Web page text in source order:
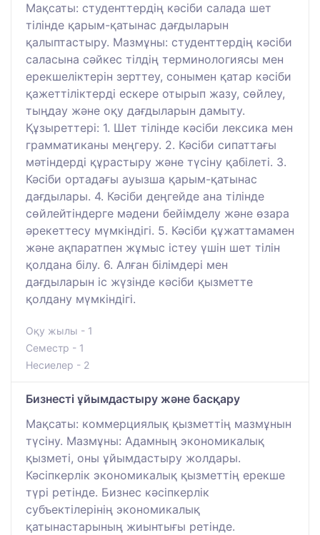
Мақсаты: студенттердің кәсіби салада шет
тілінде қарым-қатынас дағдыларын
қалыптастыру. Мазмұны: студенттердің кәсіби
саласына сәйкес тілдің терминологиясы мен
ерекшеліктерін зерттеу, сонымен қатар кәсіби
қажеттіліктерді ескере отырып жазу, сөйлеу,
тыңдау және оқу дағдыларын дамыту.
Құзыреттері: 1. Шет тілінде кәсіби лексика мен
грамматиканы меңгеру. 2. Кәсіби сипаттағы
мәтіндерді құрастыру және түсіну қабілеті. 3.
Кәсіби ортадағы ауызша қарым-қатынас
дағдылары. 4. Кәсіби деңгейде ана тілінде
сөйлейтіндерге мәдени бейімделу және өзара
әрекеттесу мүмкіндігі. 5. Кәсіби құжаттамамен
және ақпаратпен жұмыс істеу үшін шет тілін
қолдана білу. 6. Алған білімдері мен
дағдыларын іс жүзінде кәсіби қызметте
қолдану мүмкіндігі.
Оқу жылы - 1
Семестр - 1
Несиелер - 2
Бизнесті ұйымдастыру және басқару
Мақсаты: коммерциялық қызметтің мазмұнын
түсіну. Мазмұны: Адамның экономикалық
қызметі, оны ұйымдастыру жолдары.
Кәсіпкерлік экономикалық қызметтің ерекше
түрі ретінде. Бизнес кәсіпкерлік
субъектілерінің экономикалық
қатынастарының жиынтығы ретінде.